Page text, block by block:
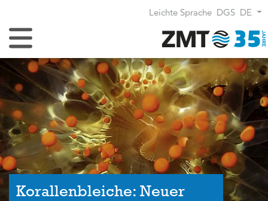
Leichte Sprache DGS DE
Navigation umschalten
Korallenbleiche: Neuer